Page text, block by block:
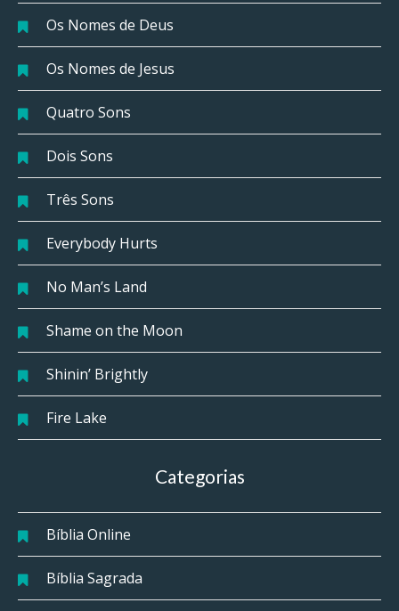
Os Nomes de Deus
Os Nomes de Jesus
Quatro Sons
Dois Sons
Três Sons
Everybody Hurts
No Man’s Land
Shame on the Moon
Shinin’ Brightly
Fire Lake
Categorias
Bíblia Online
Bíblia Sagrada